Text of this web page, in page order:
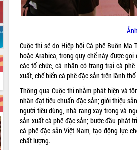
Cuộc thi sẽ do Hiệp hội Cà phê Buôn
hoặc Arabica, trong quy chế này được
các tổ chức, cá nhân có trang trại cà
xuất, chế biến cà phê đặc sản trên lãnh
Thông qua Cuộc thi nhằm phát hiện và
nhân đạt tiêu chuẩn đặc sản; giới thiệu
người tiêu dùng, nhà rang xay trong và
sản xuất cà phê đặc sản; bước đầu phát
cà phê đặc sản Việt Nam, tạo động lực
chất lượng.